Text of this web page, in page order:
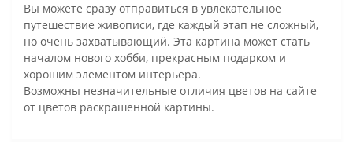
Вы можете сразу отправиться в увлекательное
путешествие живописи, где каждый этап не сложный,
но очень захватывающий. Эта картина может стать
началом нового хобби, прекрасным подарком и
хорошим элементом интерьера.
Возможны незначительные отличия цветов на сайте
от цветов раскрашенной картины.